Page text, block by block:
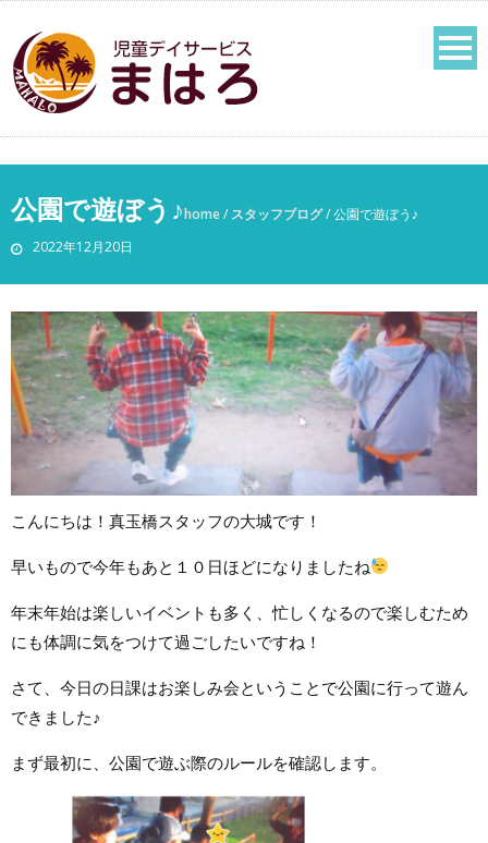
公園で遊ぼう♪
2022年12月20日
home/ スタッフブログ/公園で遊ぼう♪
こんにちは！真玉橋スタッフの大城です！
早いもので今年もあと１０日ほどになりましたね
年末年始は楽しいイベントも多く、忙しくなるので楽しむため
にも体調に気をつけて過ごしたいですね！
さて、今日の日課はお楽しみ会ということで公園に行って遊ん
できました♪
まず最初に、公園で遊ぶ際のルールを確認します。